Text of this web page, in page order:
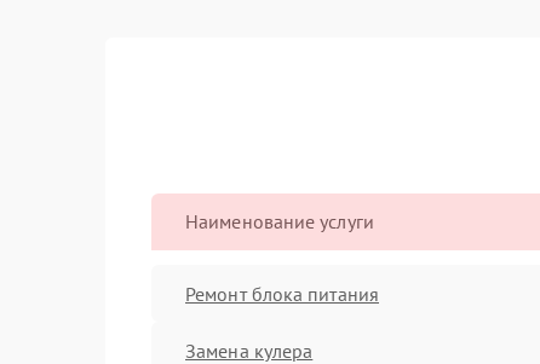
Наименование услуги
Ремонт блока питания
Замена кулера